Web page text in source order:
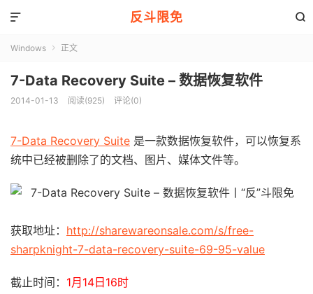
反斗限免 

Windows  正文
7-Data Recovery Suite – 数据恢复软件
2014-01-13 阅读(925) 评论(0)
7-Data Recovery Suite 是一款数据恢复软件，可以恢复系
统中已经被删除了的文档、图片、媒体文件等。
获取地址： http://sharewareonsale.com/s/free-
sharpknight-7-data-recovery-suite-69-95-value
截止时间： 1月14日16时